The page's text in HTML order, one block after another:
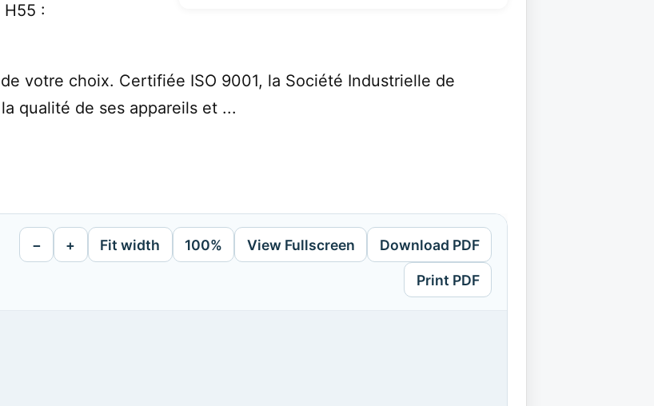
:
votre choix. Certifiée ISO 9001, la Société Industrielle de
qualité de ses appareils et ...
− + Fit width 100% View Fullscreen Download PDF
Print PDF